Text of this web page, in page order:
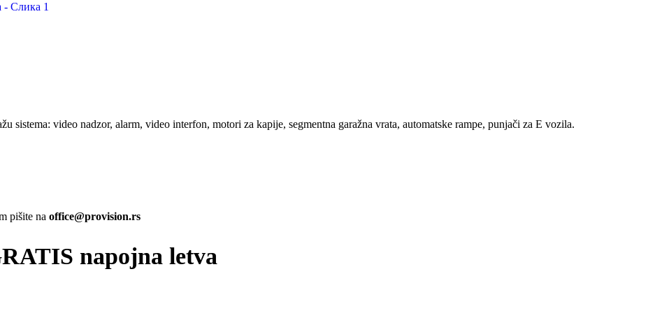
sistema: video nadzor, alarm, video interfon, motori za kapije, segmentna garažna vrata, automatske rampe, punjači za E vozila.
pišite na office@provision.rs
napojna letva